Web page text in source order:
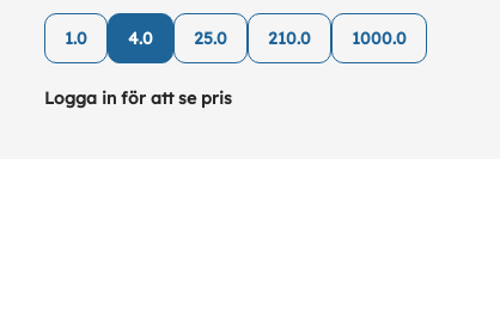
1.0 4.0 25.0 210.0 1000.0
Logga in för att se pris